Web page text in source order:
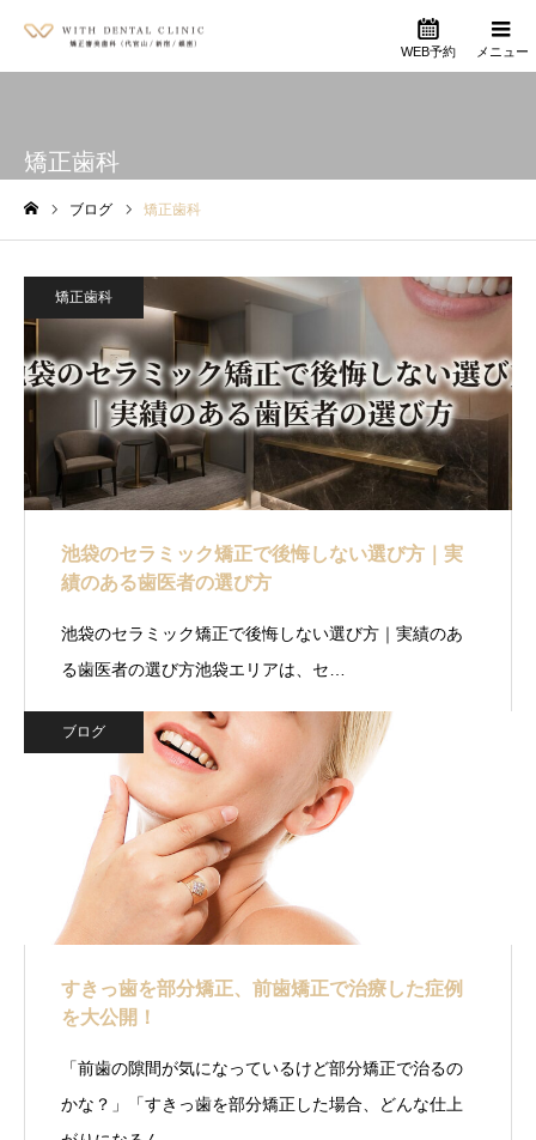
WEB予約 メニュー
矯正歯科
ブログ 矯正歯科
矯正歯科
池袋のセラミック矯正で後悔しない選び方｜実
績のある歯医者の選び方
池袋のセラミック矯正で後悔しない選び方｜実績のあ
る歯医者の選び方池袋エリアは、セ…
ブログ
すきっ歯を部分矯正、前歯矯正で治療した症例
を大公開！
「前歯の隙間が気になっているけど部分矯正で治るの
かな？」「すきっ歯を部分矯正した場合、どんな仕上